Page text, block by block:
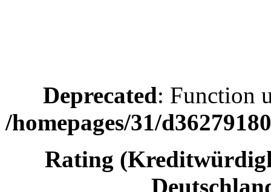
Deprecated: Function
/homepages/31/
Rating